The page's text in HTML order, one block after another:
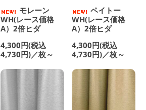
モレーン
WH(レース価格
A）2倍ヒダ
4,300円(税込
4,730円)／枚～
ペイトー
WH(レース価格
A）2倍ヒダ
4,300円(税込
4,730円)／枚～